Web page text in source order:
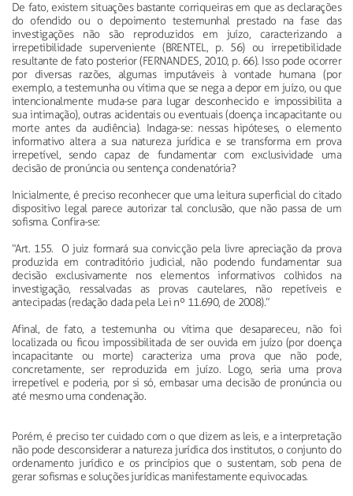
De fato, existem situações bastante corriqueiras em que as declarações
do ofendido ou o depoimento testemunhal prestado na fase das
investigações não são reproduzidos em juízo, caracterizando a
irrepetibilidade superveniente (BRENTEL, p. 56) ou irrepetibilidade
resultante de fato posterior (FERNANDES, 2010, p. 66). Isso pode ocorrer
por diversas razões, algumas imputáveis à vontade humana (por
exemplo, a testemunha ou vítima que se nega a depor em juízo, ou que
intencionalmente muda-se para lugar desconhecido e impossibilita a
sua intimação), outras acidentais ou eventuais (doença incapacitante ou
morte antes da audiência). Indaga-se: nessas hipóteses, o elemento
informativo altera a sua natureza jurídica e se transforma em prova
irrepetível, sendo capaz de fundamentar com exclusividade uma
decisão de pronúncia ou sentença condenatória?
Inicialmente, é preciso reconhecer que uma leitura superficial do citado
dispositivo legal parece autorizar tal conclusão, que não passa de um
sofisma. Confira-se:
“Art. 155. O juiz formará sua convicção pela livre apreciação da prova
produzida em contraditório judicial, não podendo fundamentar sua
decisão exclusivamente nos elementos informativos colhidos na
investigação, ressalvadas as provas cautelares, não repetíveis e
antecipadas (redação dada pela Lei nº 11.690, de 2008).”
Afinal, de fato, a testemunha ou vítima que desapareceu, não foi
localizada ou ficou impossibilitada de ser ouvida em juízo (por doença
incapacitante ou morte) caracteriza uma prova que não pode,
concretamente, ser reproduzida em juízo. Logo, seria uma prova
irrepetível e poderia, por si só, embasar uma decisão de pronúncia ou
até mesmo uma condenação.
Porém, é preciso ter cuidado com o que dizem as leis, e a interpretação
não pode desconsiderar a natureza jurídica dos institutos, o conjunto do
ordenamento jurídico e os princípios que o sustentam, sob pena de
gerar sofismas e soluções jurídicas manifestamente equivocadas.